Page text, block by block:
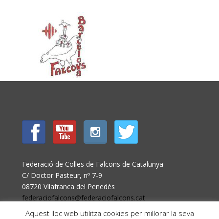
Federació de Colles de Falcons de Catalunya
C/ Doctor Pasteur, nº 7-9
08720 Vilafranca del Penedès
federaciofalcons@federaciofalcons.cat
Aquest lloc web utilitza cookies per millorar la seva